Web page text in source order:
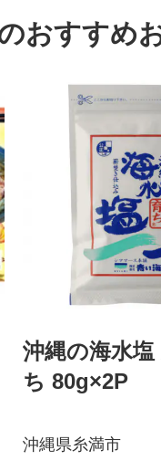
おすすめ
沖縄の海水
ち 80g×2P
沖縄県糸満市